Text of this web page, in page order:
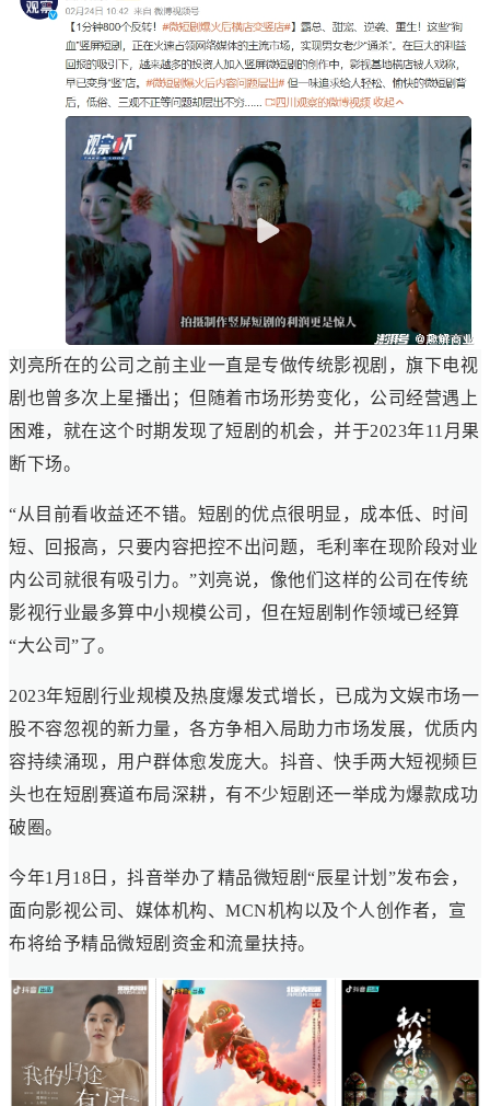
刘亮所在的公司之前主业一直是专做传统影视剧，旗下电视
剧也曾多次上星播出；但随着市场形势变化，公司经营遇上
困难，就在这个时期发现了短剧的机会，并于2023年11月果
断下场。
“从目前看收益还不错。短剧的优点很明显，成本低、时间
短、回报高，只要内容把控不出问题，毛利率在现阶段对业
内公司就很有吸引力。”刘亮说，像他们这样的公司在传统
影视行业最多算中小规模公司，但在短剧制作领域已经算
“大公司”了。
2023年短剧行业规模及热度爆发式增长，已成为文娱市场一
股不容忽视的新力量，各方争相入局助力市场发展，优质内
容持续涌现，用户群体愈发庞大。抖音、快手两大短视频巨
头也在短剧赛道布局深耕，有不少短剧还一举成为爆款成功
破圈。
今年1月18日，抖音举办了精品微短剧“辰星计划”发布会，
面向影视公司、媒体机构、MCN机构以及个人创作者，宣
布将给予精品微短剧资金和流量扶持。